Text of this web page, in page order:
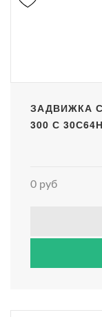
ЗАДВИЖКА
300 С
0 руб